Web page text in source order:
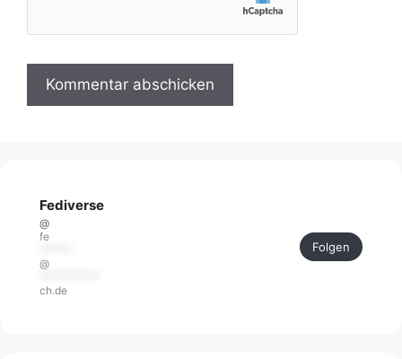
Fediverse
@
fe
@
ch.de
Folgen